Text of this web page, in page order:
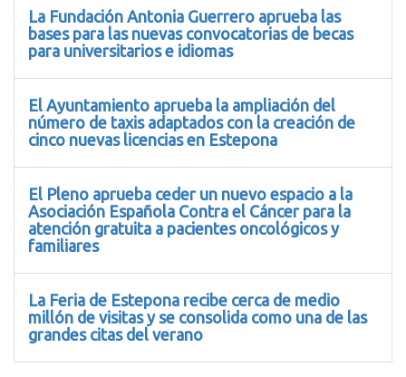
La Fundación Antonia Guerrero aprueba las
bases para las nuevas convocatorias de becas
para universitarios e idiomas
El Ayuntamiento aprueba la ampliación del
número de taxis adaptados con la creación de
cinco nuevas licencias en Estepona
El Pleno aprueba ceder un nuevo espacio a la
Asociación Española Contra el Cáncer para la
atención gratuita a pacientes oncológicos y
familiares
La Feria de Estepona recibe cerca de medio
millón de visitas y se consolida como una de las
grandes citas del verano